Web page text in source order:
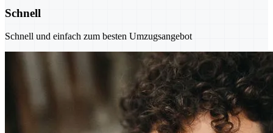
Schnell
Schnell und einfach zum besten Umzugsangebot